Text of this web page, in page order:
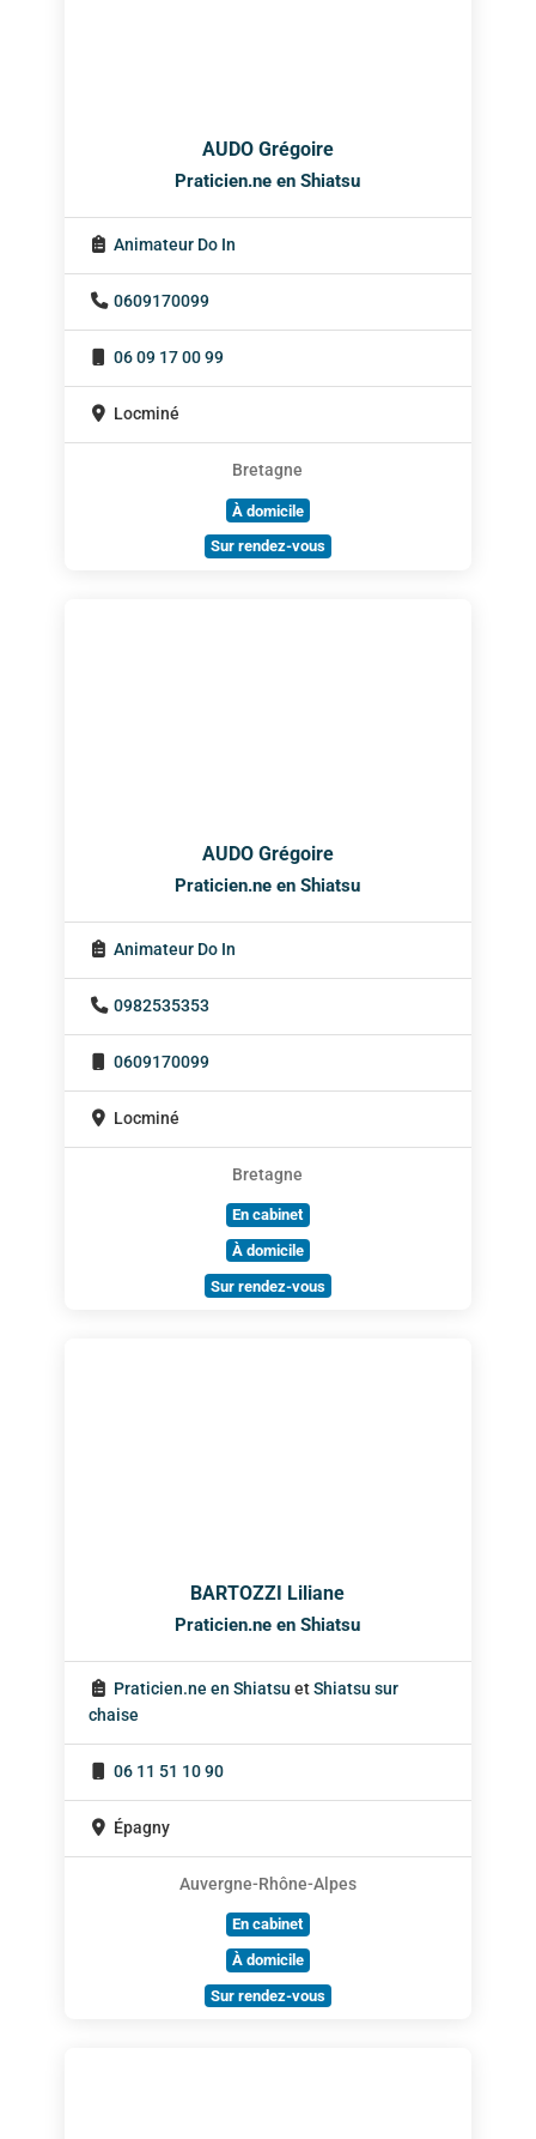
AUDO Grégoire
Praticien.ne en Shiatsu
Animateur Do In
0609170099
06 09 17 00 99
Locminé
Bretagne
À domicile
Sur rendez-vous
AUDO Grégoire
Praticien.ne en Shiatsu
Animateur Do In
0982535353
0609170099
Locminé
Bretagne
En cabinet
À domicile
Sur rendez-vous
BARTOZZI Liliane
Praticien.ne en Shiatsu
Praticien.ne en Shiatsu etShiatsu sur
chaise
06 11 51 10 90
Épagny
Auvergne-Rhône-Alpes
En cabinet
À domicile
Sur rendez-vous